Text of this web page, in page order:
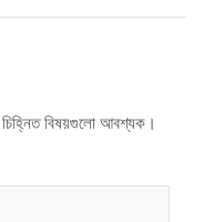
চিহ্নিত বিষয়গুলো আবশ্যক।